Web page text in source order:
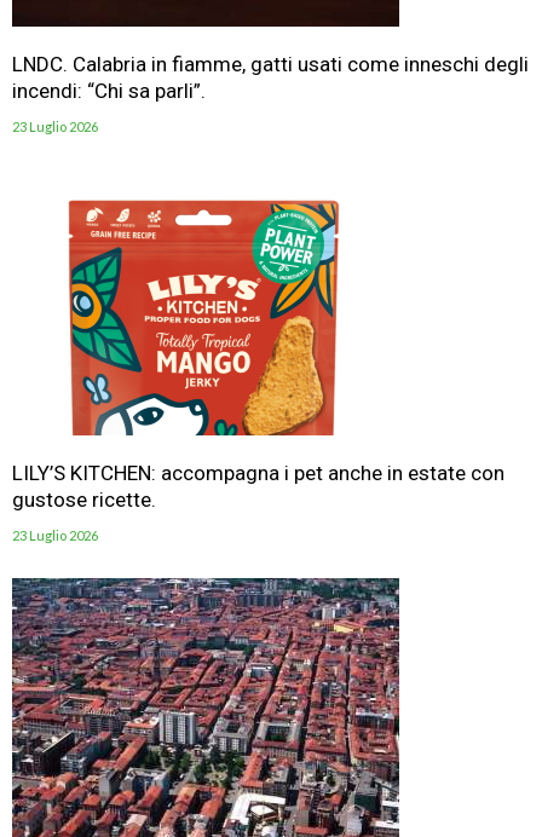
LNDC. Calabria in fiamme, gatti usati come inneschi degli
incendi: “Chi sa parli”.
23 Luglio 2026
LILY’S KITCHEN: accompagna i pet anche in estate con
gustose ricette.
23 Luglio 2026